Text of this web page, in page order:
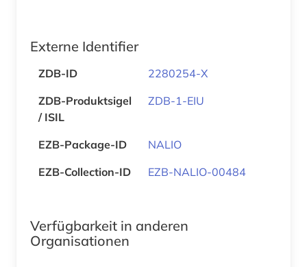
Externe Identifier
ZDB-ID
2280254-X
ZDB-Produktsigel
/ ISIL
ZDB-1-EIU
EZB-Package-ID
NALIO
EZB-Collection-ID
EZB-NALIO-00484
Verfügbarkeit in anderen
Organisationen